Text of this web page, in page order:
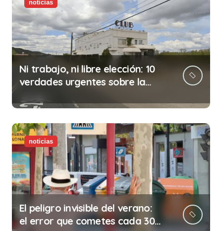
noticias
Ni trabajo, ni libre elección: 10
verdades urgentes sobre la
noticias
El peligro invisible del verano:
el error que cometes cada 30